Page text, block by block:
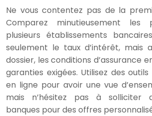
Ne vous contentez pas de la
Comparez minutieusement les
plusieurs établissements
seulement le taux d’intérêt, mais
dossier, les conditions d’assurance
garanties exigées. Utilisez des
en ligne pour avoir une vue
mais n’hésitez pas à solliciter
banques pour des offres